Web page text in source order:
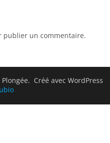
publier un commentaire.
Créé avec WordPress